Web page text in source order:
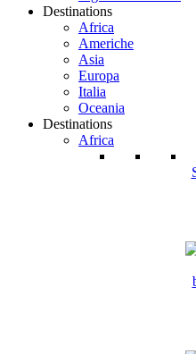
Destinations
Africa
Americhe
Asia
Europa
Italia
Oceania
Destinations
Africa